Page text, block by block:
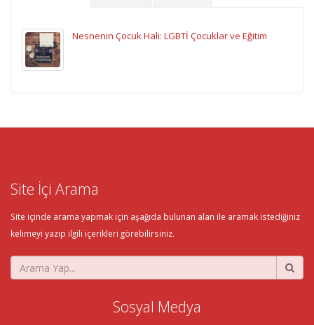
Nesnenin Çocuk Hali: LGBTİ Çocuklar ve Eğitim
Site İçi Arama
Site içinde arama yapmak için aşağıda bulunan alan ile aramak istediğiniz
kelimeyi yazıp ilgili içerikleri görebilirsiniz.
Sosyal Medya